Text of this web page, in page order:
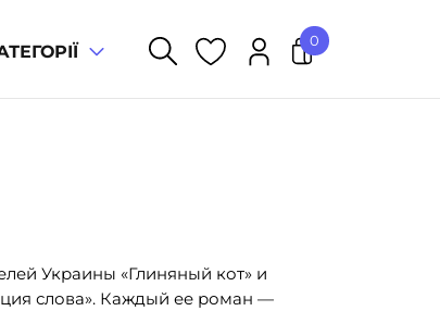
0
У кошику немає товарів.
Украины «Глиняный кот» и
слова». Каждый ее роман —